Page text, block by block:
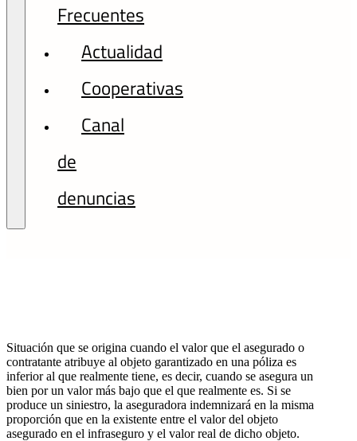
Frecuentes
Actualidad
Cooperativas
Canal
de
denuncias
Situación que se origina cuando el valor que el asegurado o
contratante atribuye al objeto garantizado en una póliza es
inferior al que realmente tiene, es decir, cuando se asegura un
bien por un valor más bajo que el que realmente es. Si se
produce un siniestro, la aseguradora indemnizará en la misma
proporción que en la existente entre el valor del objeto
asegurado en el infraseguro y el valor real de dicho objeto.